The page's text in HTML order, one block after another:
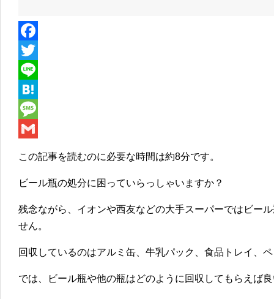
F
a
e
b
k
T
w
i
r
i
n
H
a
n
a
M
s
a
g
e
a
i
l
この記事を読むのに必要な時間は約8分です。
ビール瓶の処分に困っていらっしゃいますか？
残念ながら、イオンや西友などの大手スーパーではビー
せん。
回収しているのはアルミ缶、牛乳パック、食品トレイ、
では、ビール瓶や他の瓶はどのように回収してもらえば